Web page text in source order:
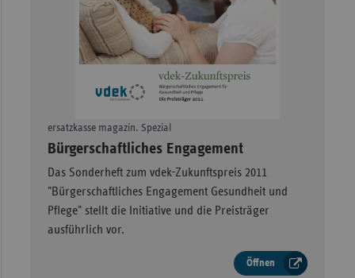
ersatzkasse magazin. Spezial
–
Bürgerschaftliches Engagement
Das Sonderheft zum vdek-Zukunftspreis 2011
"Bürgerschaftliches Engagement Gesundheit und
Pflege" stellt die Initiative und die Preisträger
ausführlich vor.
Öffnen